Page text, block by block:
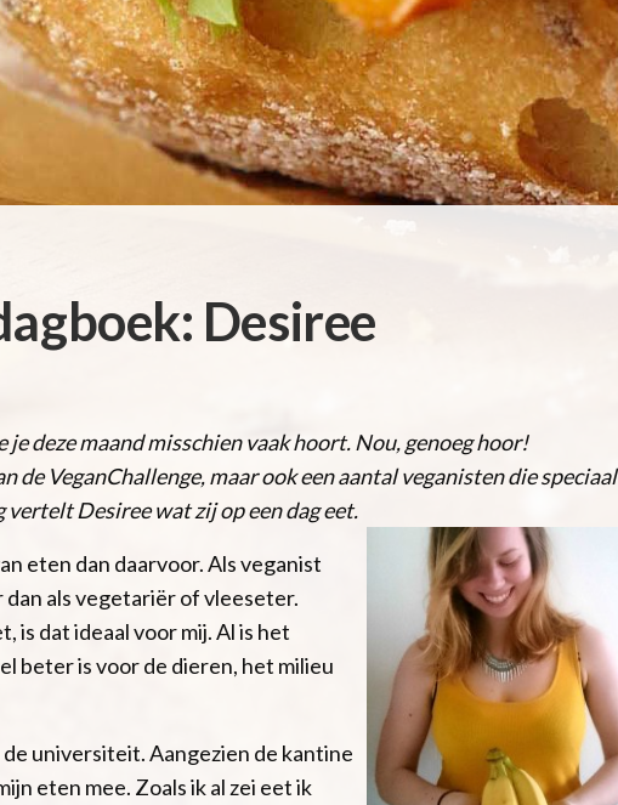
Desiree
je deze maand misschien vaak hoort. Nou, genoeg hoor!
de VeganChallenge, maar ook een aantal veganisten die speciaal
Desiree wat zij op een dag eet.
eten dan daarvoor. Als veganist
dan als vegetariër of vleeseter.
is dat ideaal voor mij. Al is het
beter is voor de dieren, het milieu
universiteit. Aangezien de kantine
eten mee. Zoals ik al zei eet ik